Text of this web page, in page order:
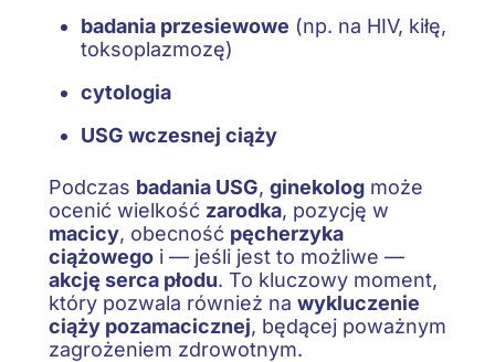
badania przesiewowe (np. na HIV, kiłę,
toksoplazmozę)
cytologia
USG wczesnej ciąży
Podczas badania USG, ginekolog może
ocenić wielkość zarodka, pozycję w
macicy, obecność pęcherzyka
ciążowego i — jeśli jest to możliwe —
akcję serca płodu. To kluczowy moment,
który pozwala również na wykluczenie
ciąży pozamacicznej, będącej poważnym
zagrożeniem zdrowotnym.